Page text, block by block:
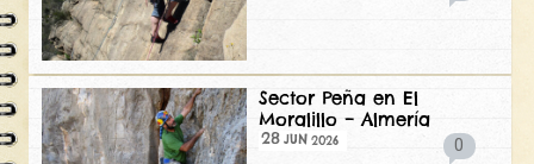
Sector Peña en El
Moralillo – Almería
28 JUN 2026 0